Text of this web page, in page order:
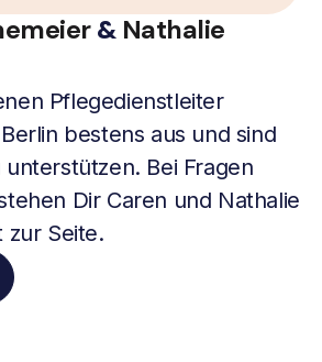
& Nathalie
Pflegedienstleiter
bestens aus und sind
Bei Fragen
Dir Caren und Nathalie
zur Seite.